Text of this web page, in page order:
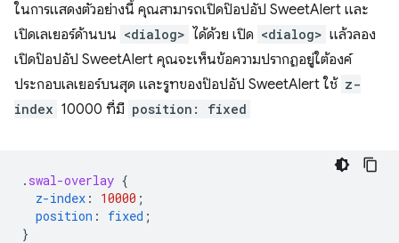
ในการแสดงตัวอย่างนี้ คุณสามารถเปิดป๊อปอัป SweetAlert และ
เปิดเลเยอร์ด้านบน <dialog> ได้ด้วย เปิด <dialog> แล้วลอง
เปิดป๊อปอัป SweetAlert คุณจะเห็นข้อความปรากฏอยู่ใต้องค์
ประกอบเลเยอร์บนสุด และรูทของป๊อปอัป SweetAlert ใช้ z-
index 10000 ที่มี position: fixed
. swal-overlay {
z-index : 10000 ;
position : fixed ;
}